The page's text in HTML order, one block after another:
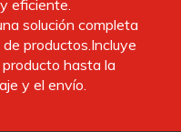
eficiente.
solución completa
productos.Incluye
hasta la
y el envío.